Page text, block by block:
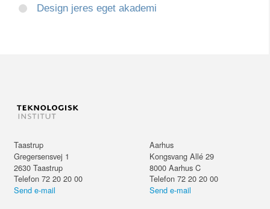
Design jeres eget akademi
Taastrup
Gregersensvej 1
2630 Taastrup
Telefon 72 20 20 00
Send e-mail
Aarhus
Kongsvang Allé 29
8000 Aarhus C
Telefon 72 20 20 00
Send e-mail